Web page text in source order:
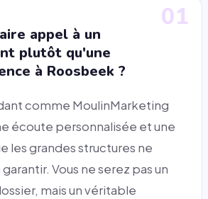
01
appel à un
plutôt qu'une
à Roosbeek ?
comme MoulinMarketing
écoute personnalisée et une
les grandes structures ne
Vous ne serez pas un
mais un véritable